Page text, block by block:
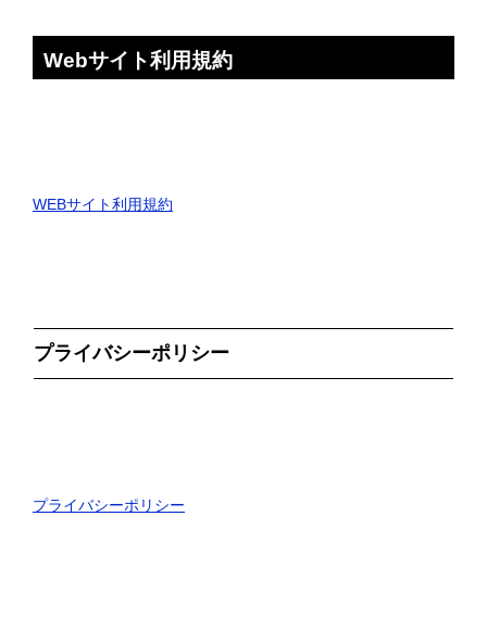
Webサイト利用規約
WEBサイト利用規約
プライバシーポリシー
プライバシーポリシー